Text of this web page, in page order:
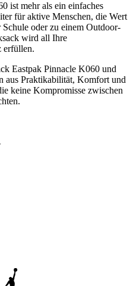
ist mehr als ein einfaches
für aktive Menschen, die Wert
oder zu einem Outdoor-
wird all Ihre
erfüllen.
Eastpak Pinnacle K060 und
aus Praktikabilität, Komfort und
keine Kompromisse zwischen